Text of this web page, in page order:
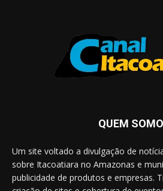
QUEM
Um site voltado a divulgação de
sobre Itacoatiara no Amazonas e
publicidade de produtos e empresas.